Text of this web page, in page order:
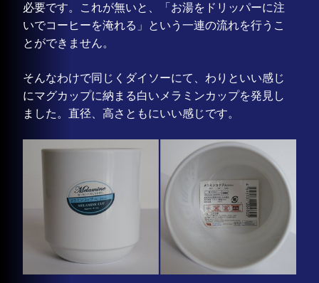
必要です。これが無いと、「お湯をドリッパーに注
いでコーヒーを淹れる」という一連の流れを行うこ
とができません。
そんなわけで同じくダイソーにて、わりといい感じ
にマグカップに納まる白いメラミンカップを発見し
ました。直径、高さともにいい感じです。